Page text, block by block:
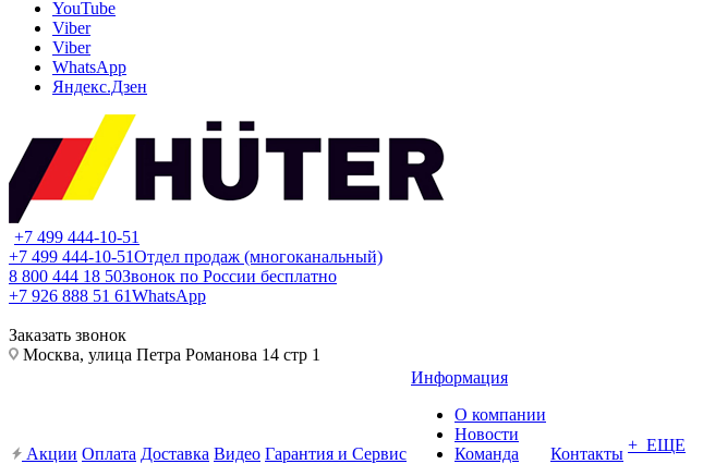
YouTube
Viber
Viber
WhatsApp
Яндекс.Дзен
+7 499 444-10-51
+7 499 444-10-51Отдел продаж (многоканальный)
8 800 444 18 50Звонок по России бесплатно
+7 926 888 51 61WhatsApp
Заказать звонок
Москва, улица Петра Романова 14 стр 1
Акции Оплата Доставка Видео Гарантия и Сервис
Информация
О компании
Новости
Команда
Контакты + ЕЩЕ